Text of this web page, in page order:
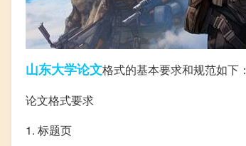
山东大学论文格式的基本要求和规范如下：
论文格式要求
1. 标题页